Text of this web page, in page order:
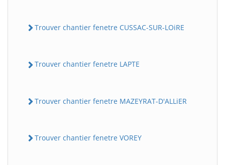
Trouver chantier fenetre CUSSAC-SUR-LOiRE
Trouver chantier fenetre LAPTE
Trouver chantier fenetre MAZEYRAT-D'ALLiER
Trouver chantier fenetre VOREY